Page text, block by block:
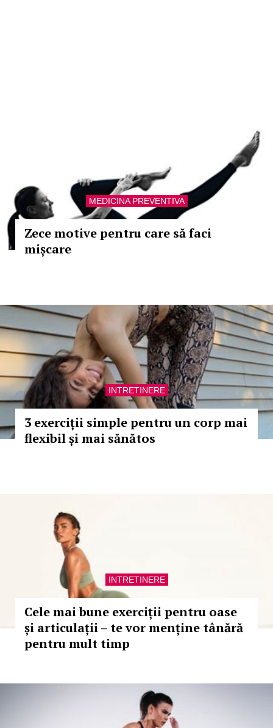
MEDICINA PREVENTIVA
Zece motive pentru care să faci
mișcare
INTRETINERE
3 exerciții simple pentru un corp mai
flexibil și mai sănătos
INTRETINERE
Cele mai bune exerciții pentru oase
și articulații – te vor menține tânără
pentru mult timp